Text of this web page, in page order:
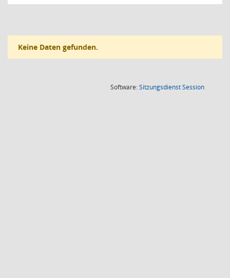
Keine Daten gefunden.
Software:SitzungsdienstSession(Wird in